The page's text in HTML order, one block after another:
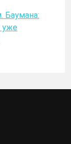
Баумана:
уже